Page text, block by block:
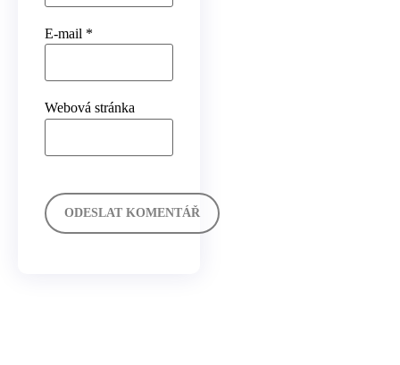
E-mail *
Webová stránka